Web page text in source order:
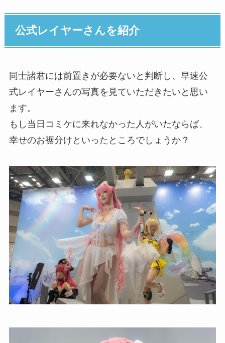
公式レイヤーさんを紹介
同士諸君には前置きが必要ないと判断し、早速公
式レイヤーさんの写真を見ていただきたいと思い
ます。
もし当日コミケに来れなかった人がいたならば、
幸せのお裾分けといったところでしょうか？